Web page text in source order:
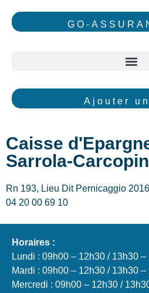
GO-
Ajouter
Caisse
Sarrola-
Rn 193, Lieu Dit Pernicaggio
04 20 00 69 10
Horaires :
Lundi : 09h00 – 12h30 / 13h30 –
Mardi : 09h00 – 12h30 / 13h30 –
Mercredi : 09h00 – 12h30 /